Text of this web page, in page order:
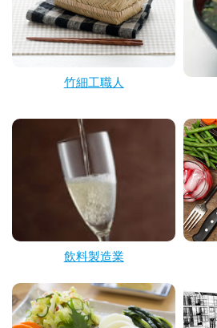
竹細工職人
飲料製造業